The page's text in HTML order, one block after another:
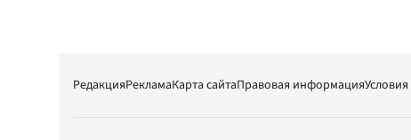
РедакцияРекламаКарта сайтаПравовая информация